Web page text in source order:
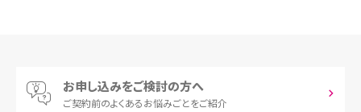
お申し込みをご検討の方へ
ご契約前のよくあるお悩みごとをご紹介